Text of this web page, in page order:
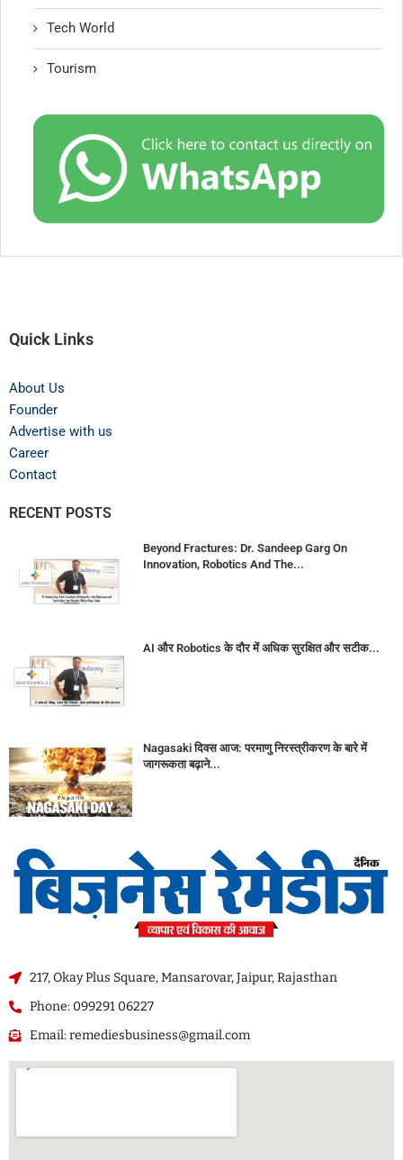
Tech World
Tourism
Quick Links
About Us
Founder
Advertise with us
Career
Contact
RECENT POSTS
Beyond Fractures: Dr. Sandeep Garg On
Innovation, Robotics And The...
AI और Robotics के दौर में अधिक सुरक्षित और सटीक...
Nagasaki दिवस आज: परमाणु निरस्त्रीकरण के बारे में
जागरूकता बढ़ाने...
217, Okay Plus Square, Mansarovar, Jaipur, Rajasthan
Phone: 099291 06227
Email: remediesbusiness@gmail.com